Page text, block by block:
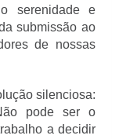
serenidade e
submissão ao
de nossas
silenciosa:
pode ser o
a decidir